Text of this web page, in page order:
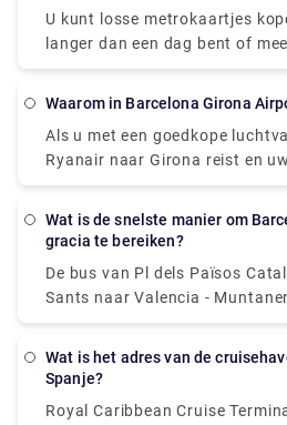
U kunt losse metrokaartjes
langer dan een dag bent of
de metro of bussen wilt
als u een onbeperkt aantal
vervoer wilt voor de duur van
besparen op activiteiten. Het
besparen bij het kopen van
Waarom in Barcelona Girona
Als u met een goedkope
Ryanair naar Girona reist en
aankomt, wilt u misschien in
volgende dag een frisse start
gemakkelijke accommodatie
een paar minuten lopen van
rusten als u alleen schone en
accommodatie voor de nacht
Wat is de snelste manier om Barcelona sants passeig de
gracia te bereiken?
De bus van Pl dels Països
Sants naar Valencia -
inclusief transfers, en rijdt elke
Passeig de Gràcia vertrekken
Wat is het adres van de cruisehaven van Barcelona,
Spanje?
Royal Caribbean Cruise